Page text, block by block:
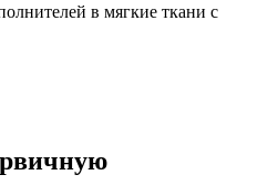
в мягкие ткани с